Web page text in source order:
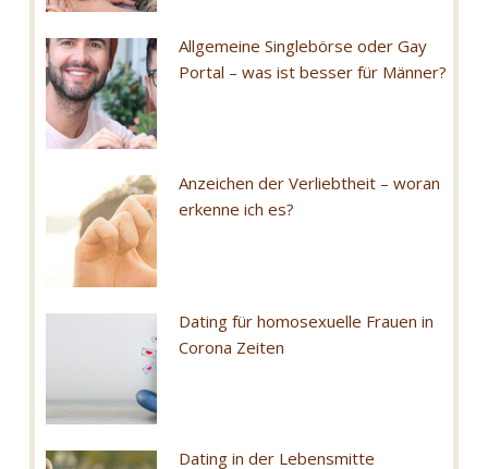
Allgemeine Singlebörse oder Gay
Portal – was ist besser für Männer?
Anzeichen der Verliebtheit – woran
erkenne ich es?
Dating für homosexuelle Frauen in
Corona Zeiten
Dating in der Lebensmitte